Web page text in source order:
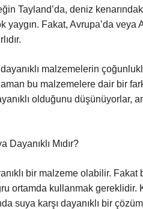
Tayland’da, deniz
yaygın. Fakat, Avrupa’da
malzemelerin
bu malzemelere dair bir
olduğunu düşünüyorlar,
Mıdır?
bir malzeme olabilir.
ortamda kullanmak gereklidir.
suya karşı dayanıklı bir